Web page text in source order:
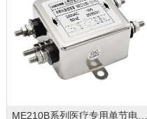
ME210B系列医疗专用单节电源